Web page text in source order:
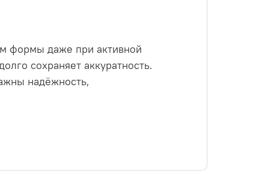
формы даже при активной
сохраняет аккуратность.
надёжность,